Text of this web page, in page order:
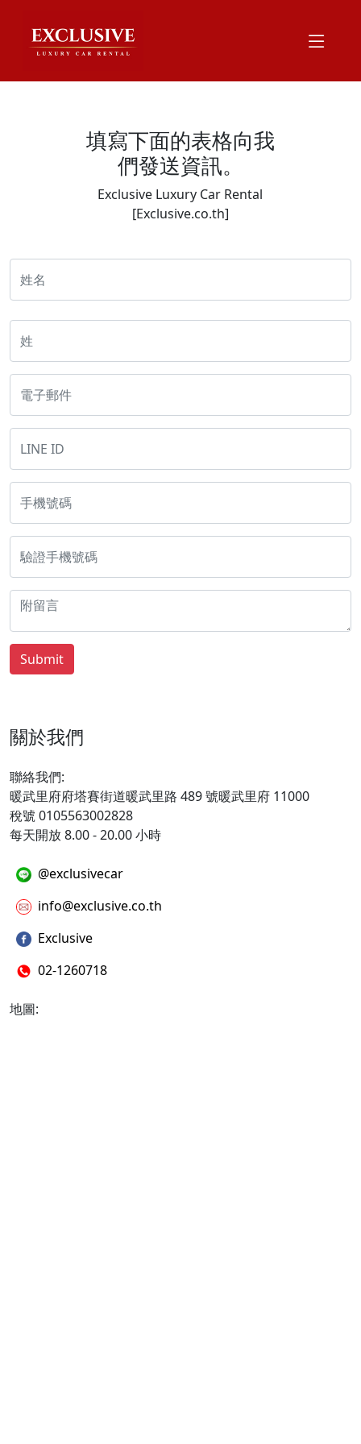
填寫下面的表格向我
們發送資訊。
Exclusive Luxury Car Rental
[Exclusive.co.th]
Submit
關於我們
聯絡我們:
暖武里府府塔賽街道暖武里路 489 號暖武里府 11000
稅號 0105563002828
每天開放 8.00 - 20.00 小時
@exclusivecar
info@exclusive.co.th
Exclusive
02-1260718
地圖: